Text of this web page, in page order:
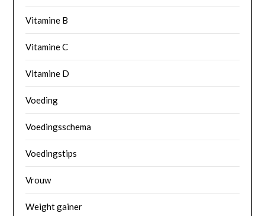
Vitamine B
Vitamine C
Vitamine D
Voeding
Voedingsschema
Voedingstips
Vrouw
Weight gainer